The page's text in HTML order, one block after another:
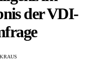
der VDI-